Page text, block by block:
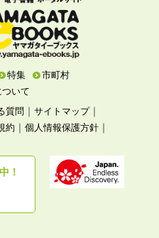
特集
市町村
ついて
質問 ｜サイトマップ｜
約 ｜個人情報保護方針 ｜
！